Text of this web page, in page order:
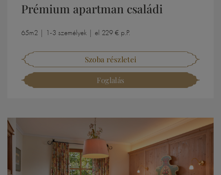
Prémium apartman családi
65m2 | 1-3 személyek | el 229 € p.P.
Szoba részletei
Foglalás